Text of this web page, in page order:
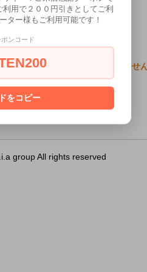
は18歳未満の方には販売できませ
歳以上ですか？
[ いいえ ]
group All rights reserved
用で２００円引きとしてご利
ター様もご利用可能です！
ポンコード
をコピー